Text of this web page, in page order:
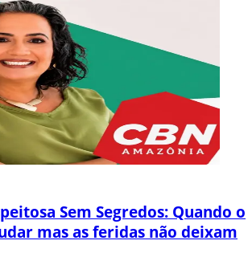
Sem Segredos: Quando o
mas as feridas não deixam